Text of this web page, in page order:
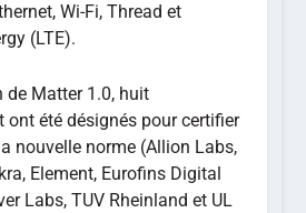
Wi-Fi, Thread et
(LTE).
de Matter 1.0, huit
ont été désignés pour certifier
nouvelle norme (Allion Labs,
Element, Eurofins Digital
Labs, TUV Rheinland et UL